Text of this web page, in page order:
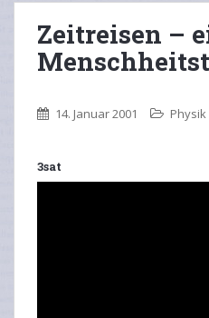
Zeitreisen –
14. Januar 2001 Physik
3sat